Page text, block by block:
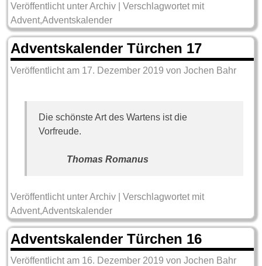
Veröffentlicht unter Archiv |Verschlagwortet mit
Advent,Adventskalender
Adventskalender Türchen 17
Veröffentlicht am 17. Dezember 2019 vonJochen Bahr
Die schönste Art des Wartens ist die
Vorfreude.
Thomas Romanus
Veröffentlicht unter Archiv |Verschlagwortet mit
Advent,Adventskalender
Adventskalender Türchen 16
Veröffentlicht am 16. Dezember 2019 vonJochen Bahr